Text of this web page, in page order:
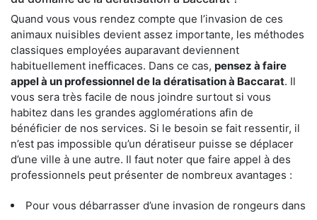
Quand vous vous rendez compte que l’invasion de ces
animaux nuisibles devient assez importante, les méthodes
classiques employées auparavant deviennent
habituellement inefficaces. Dans ce cas, pensez à faire
appel à un professionnel de la dératisation à Baccarat. Il
vous sera très facile de nous joindre surtout si vous
habitez dans les grandes agglomérations afin de
bénéficier de nos services. Si le besoin se fait ressentir, il
n’est pas impossible qu’un dératiseur puisse se déplacer
d’une ville à une autre. Il faut noter que faire appel à des
professionnels peut présenter de nombreux avantages :
Pour vous débarrasser d’une invasion de rongeurs dans